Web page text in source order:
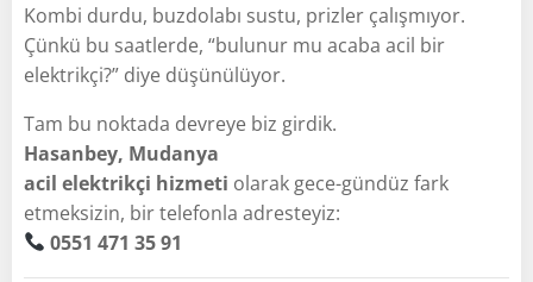
Kombi durdu, buzdolabı sustu, prizler çalışmıyor.
Çünkü bu saatlerde, “bulunur mu acaba acil bir
elektrikçi?” diye düşünülüyor.
Tam bu noktada devreye biz girdik.
Hasanbey, Mudanya
acil elektrikçi hizmeti olarak gece-gündüz fark
etmeksizin, bir telefonla adresteyiz:
0551 471 35 91